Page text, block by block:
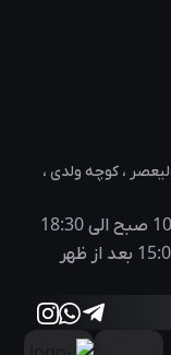
، کوچه ولدی ،
صبح الی18:30
بعد از ظهر